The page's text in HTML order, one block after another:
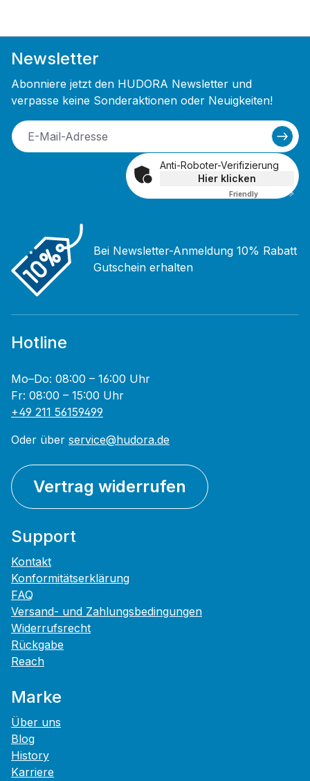
Newsletter
Abonniere jetzt den HUDORA Newsletter und
verpasse keine Sonderaktionen oder Neuigkeiten!
Anti-Roboter-Verifizierung
Hier klicken
Friendly Captcha ⇗
Bei Newsletter-Anmeldung 10% Rabatt
Gutschein erhalten
Hotline
Mo–Do: 08:00 – 16:00 Uhr
Fr: 08:00 – 15:00 Uhr
+49 211 56159499
Oder über service@hudora.de
Vertrag widerrufen
Support
Kontakt
Konformitätserklärung
FAQ
Versand- und Zahlungsbedingungen
Widerrufsrecht
Rückgabe
Reach
Marke
Über uns
Blog
History
Karriere